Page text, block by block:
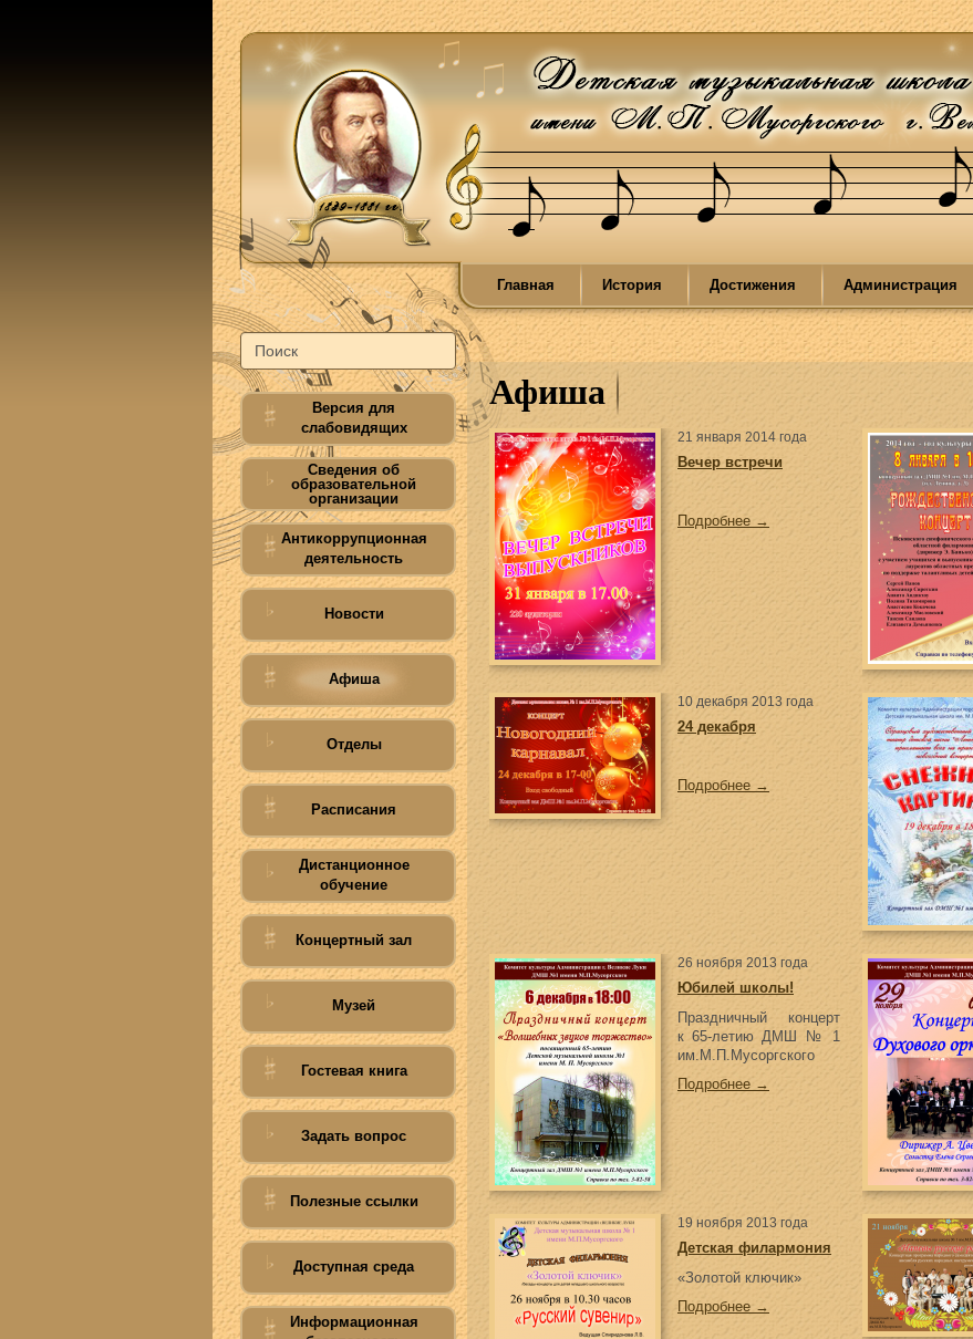
Главная История Достижения Администрация
Версия для
слабовидящих
Сведения об
образовательной
организации
Антикоррупционная
деятельность
Новости
Афиша
Отделы
Расписания
Дистанционное
обучение
Концертный зал
Музей
Гостевая книга
Задать вопрос
Полезные ссылки
Доступная среда
Информационная
Афиша
21 января 2014 года
Вечер встречи
Подробнее →
10 декабря 2013 года
24 декабря
Подробнее →
26 ноября 2013 года
Юбилей школы!
Праздничный концерт
к 65-летию ДМШ № 1
им.М.П.Мусоргского
Подробнее →
19 ноября 2013 года
Детская филармония
«Золотой ключик»
Подробнее →